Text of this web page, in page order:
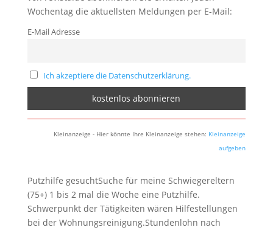
Wochentag die aktuellsten Meldungen per E-Mail:
E-Mail Adresse
Ich akzeptiere die Datenschutzerklärung.
Kleinanzeige - Hier könnte Ihre Kleinanzeige stehen: Kleinanzeige
aufgeben
Putzhilfe gesuchtSuche für meine Schwiegereltern
(75+) 1 bis 2 mal die Woche eine Putzhilfe.
Schwerpunkt der Tätigkeiten wären Hilfestellungen
bei der Wohnungsreinigung.Stundenlohn nach